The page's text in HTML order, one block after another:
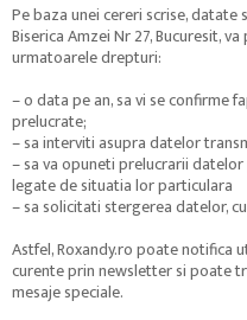
Pe baza unei cereri scrise, datate
Biserica Amzei Nr 27, Bucuresit,
urmatoarele drepturi:
– o data pe an, sa vi se confirme
prelucrate;
– sa interviti asupra datelor
– sa va opuneti prelucrarii
legate de situatia lor particulara
– sa solicitati stergerea datelor,
Astfel, Roxandy.ro poate
curente prin newsletter si poate
mesaje speciale.